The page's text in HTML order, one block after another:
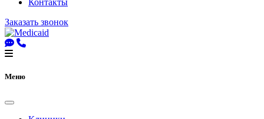
Контакты
Заказать звонок
Меню